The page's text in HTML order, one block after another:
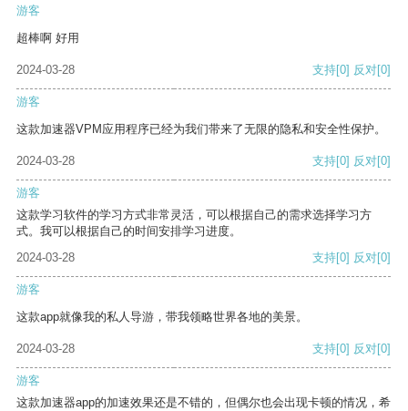
游客
超棒啊 好用
2024-03-28 支持[0] 反对[0]
游客
这款加速器VPM应用程序已经为我们带来了无限的隐私和安全性保护。
2024-03-28 支持[0] 反对[0]
游客
这款学习软件的学习方式非常灵活，可以根据自己的需求选择学习方
式。我可以根据自己的时间安排学习进度。
2024-03-28
支持[0] 反对[0]
游客
这款app就像我的私人导游，带我领略世界各地的美景。
2024-03-28 支持[0] 反对[0]
游客
这款加速器app的加速效果还是不错的，但偶尔也会出现卡顿的情况，希